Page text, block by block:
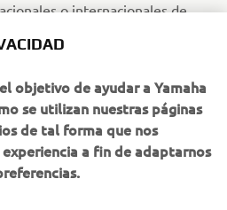
o internacionales de
son siempre
sus comentarios, propuestas o
formulario de contacto o por
motor.es
objetivo de ayudar a Yamaha
se utilizan nuestras páginas
de tal forma que nos
a fin de adaptarnos